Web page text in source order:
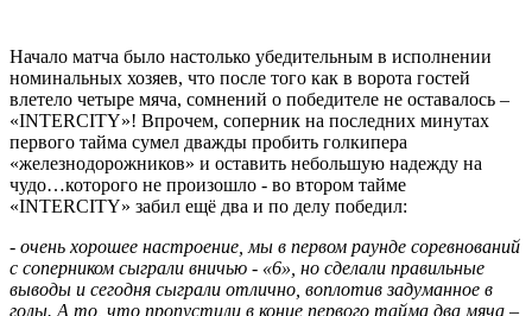
Начало матча было настолько убедительным в исполнении
номинальных хозяев, что после того как в ворота гостей
влетело четыре мяча, сомнений о победителе не оставалось –
«INTERCITY»! Впрочем, соперник на последних минутах
первого тайма сумел дважды пробить голкипера
«железнодорожников» и оставить небольшую надежду на
чудо…которого не произошло - во втором тайме
«INTERCITY» забил ещё два и по делу победил:
- очень хорошее настроение, мы в первом раунде соревнований
с соперником сыграли вничью - «6», но сделали правильные
выводы и сегодня сыграли отлично, воплотив задуманное в
голы. А то, что пропустили в конце первого тайма два мяча –